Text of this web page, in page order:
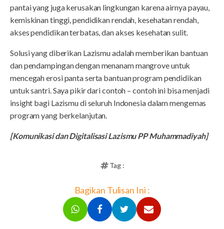
pantai yang juga kerusakan lingkungan karena airnya payau,
kemiskinan tinggi, pendidikan rendah, kesehatan rendah,
akses pendidikan terbatas, dan akses kesehatan sulit.
Solusi yang diberikan Lazismu adalah memberikan bantuan
dan pendampingan dengan menanam mangrove untuk
mencegah erosi panta serta bantuan program pendidikan
untuk santri. Saya pikir dari contoh – contoh ini bisa menjadi
insight bagi Lazismu di seluruh Indonesia dalam mengemas
program yang berkelanjutan.
[Komunikasi dan Digitalisasi Lazismu PP Muhammadiyah]
Tag :
Bagikan Tulisan Ini :